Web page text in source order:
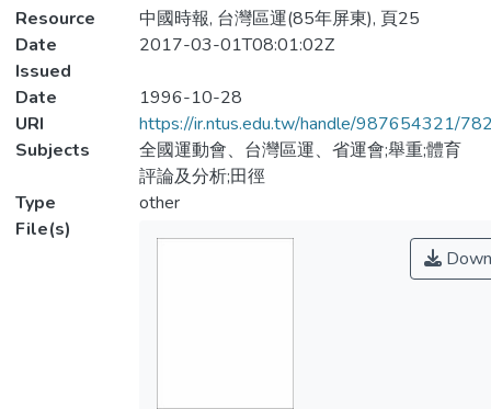
Resource
中國時報, 台灣區運(85年屏東), 頁25
Date
Issued
2017-03-01T08:01:02Z
Date
1996-10-28
URI
https://ir.ntus.edu.tw/handle/987654321/
Subjects
全國運動會、台灣區運、省運會;舉重;體育
評論及分析;田徑
Type
other
File(s)